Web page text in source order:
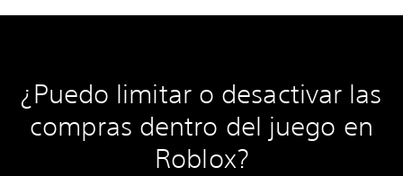
¿Puedo limitar o desactivar las
compras dentro del juego en
Roblox?